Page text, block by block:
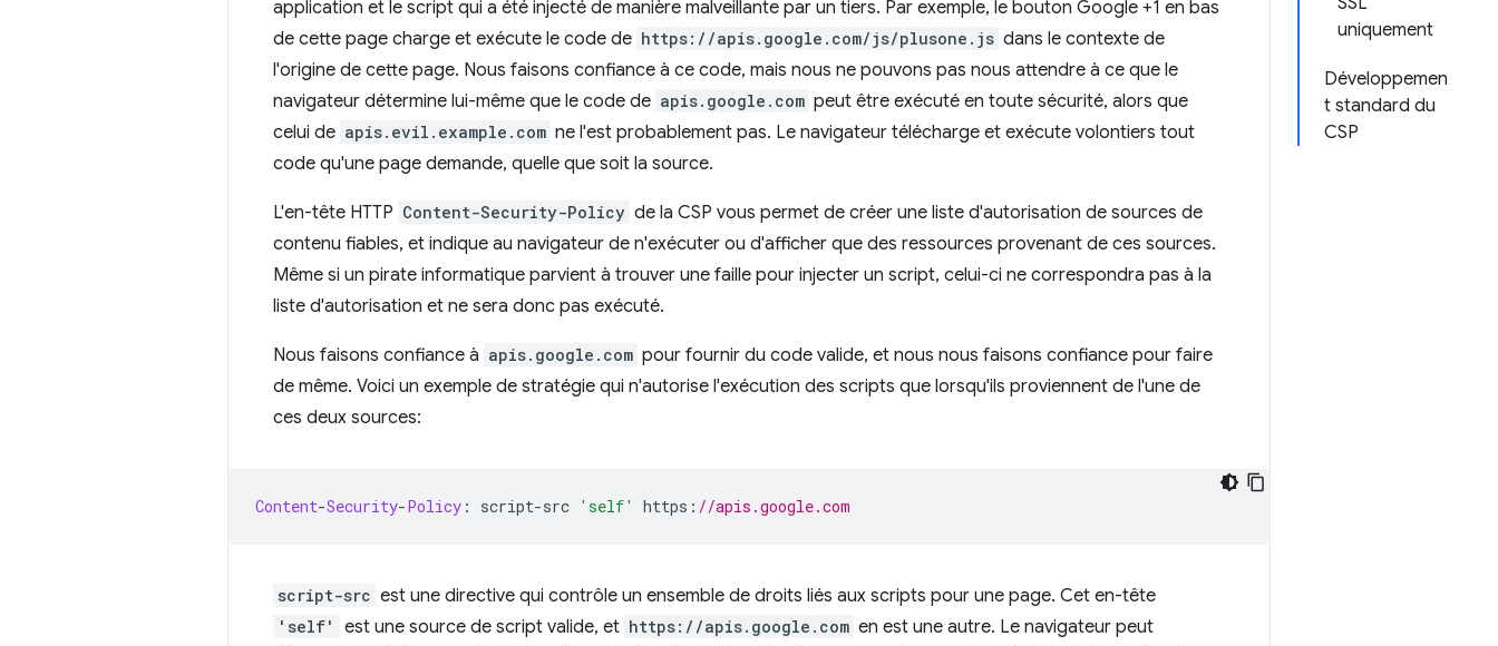
uniquement
Développemen
t standard du
CSP
application et le script qui a été injecté de manière malveillante par un tiers. Par exemple, le bouton Google +1 en bas
de cette page charge et exécute le code de https://apis.google.com/js/plusone.js dans le contexte de
l'origine de cette page. Nous faisons confiance à ce code, mais nous ne pouvons pas nous attendre à ce que le
navigateur détermine lui-même que le code de apis.google.com peut être exécuté en toute sécurité, alors que
celui de apis.evil.example.com ne l'est probablement pas. Le navigateur télécharge et exécute volontiers tout
code qu'une page demande, quelle que soit la source.
L'en-tête HTTP Content-Security-Policy de la CSP vous permet de créer une liste d'autorisation de sources de
contenu fiables, et indique au navigateur de n'exécuter ou d'afficher que des ressources provenant de ces sources.
Même si un pirate informatique parvient à trouver une faille pour injecter un script, celui-ci ne correspondra pas à la
liste d'autorisation et ne sera donc pas exécuté.
Nous faisons confiance à apis.google.com pour fournir du code valide, et nous nous faisons confiance pour faire
de même. Voici un exemple de stratégie qui n'autorise l'exécution des scripts que lorsqu'ils proviennent de l'une de
ces deux sources:
Content-Security-Policy : script-src 'self' https : //apis.google.com
script-src est une directive qui contrôle un ensemble de droits liés aux scripts pour une page. Cet en-tête
'self' est une source de script valide, et https://apis.google.com en est une autre. Le navigateur peut